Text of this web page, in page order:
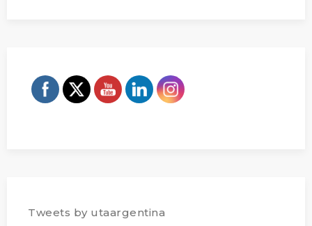
Tweets by utaargentina